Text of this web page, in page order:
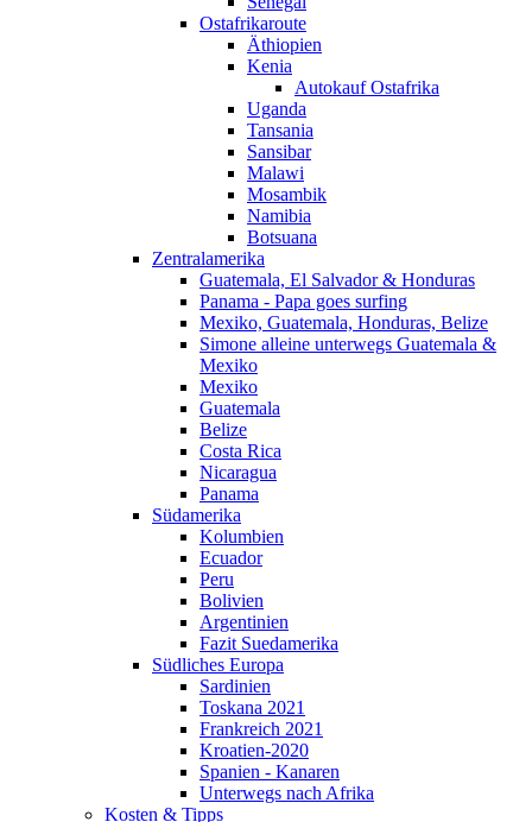
Ostafrikaroute
Äthiopien
Kenia
Autokauf Ostafrika
Uganda
Tansania
Sansibar
Malawi
Mosambik
Namibia
Botsuana
Zentralamerika
Guatemala, El Salvador & Honduras
Panama - Papa goes surfing
Mexiko, Guatemala, Honduras, Belize
Simone alleine unterwegs Guatemala &
Mexiko
Mexiko
Guatemala
Belize
Costa Rica
Nicaragua
Panama
Südamerika
Kolumbien
Ecuador
Peru
Bolivien
Argentinien
Fazit Suedamerika
Südliches Europa
Sardinien
Toskana 2021
Frankreich 2021
Kroatien-2020
Spanien - Kanaren
Unterwegs nach Afrika
Kosten & Tipps